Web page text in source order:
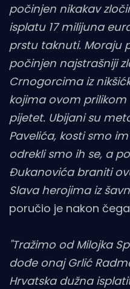
počinjen nikakav
isplatu 17 milijuna
prstu taknuti. Moraju
počinjen najstrašniji
Crnogorcima iz
kojima ovom
pijetet. Ubijani su
Pavelića, kosti smo
odrekli smo ih se, a
Đukanovića braniti
Slava herojima iz
poručio je nakon
"Tražimo od Milojka
dođe onaj Grlić
Hrvatska dužna